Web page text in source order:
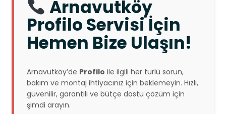
Arnavutköy
Profilo Servisi İçin
Hemen Bize Ulaşın!
Arnavutköy’de Profilo ile ilgili her türlü sorun,
bakım ve montaj ihtiyacınız için beklemeyin. Hızlı,
güvenilir, garantili ve bütçe dostu çözüm için
şimdi arayın.